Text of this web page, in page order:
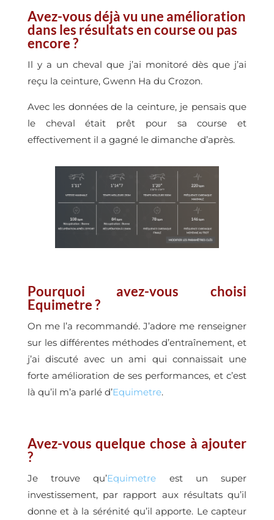
Avez-vous déjà vu une amélioration
dans les résultats en course ou pas
encore ?
Il y a un cheval que j’ai monitoré dès que j’ai
reçu la ceinture, Gwenn Ha du Crozon.
Avec les données de la ceinture, je pensais que
le cheval était prêt pour sa course et
effectivement il a gagné le dimanche d’après.
Pourquoi avez-vous choisi
Equimetre ?
On me l’a recommandé. J’adore me renseigner
sur les différentes méthodes d’entraînement, et
j’ai discuté avec un ami qui connaissait une
forte amélioration de ses performances, et c’est
là qu’il m’a parlé d’Equimetre.
Avez-vous quelque chose à ajouter
?
Je trouve qu’Equimetre est un super
investissement, par rapport aux résultats qu’il
donne et à la sérénité qu’il apporte. Le capteur